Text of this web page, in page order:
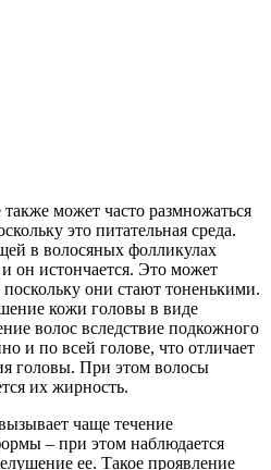
может часто размножаться
это питательная среда.
в волосяных фолликулах
он истончается. Это может
они стают тоненькими.
кожи головы в виде
волос вследствие подкожного
и по всей голове, что отличает
головы. При этом волосы
их жирность.
чаще течение
– при этом наблюдается
ее. Такое проявление